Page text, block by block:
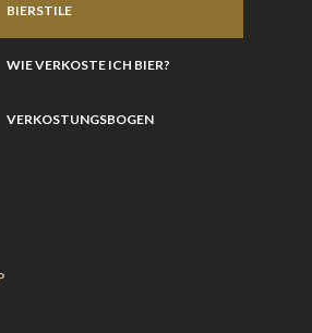
BIERSTILE
WIE VERKOSTE ICH BIER?
VERKOSTUNGSBOGEN